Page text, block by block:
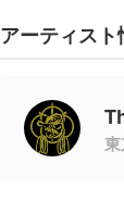
アーティスト